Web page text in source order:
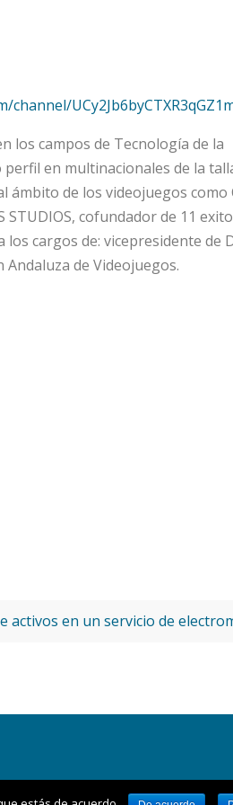
los campos de Tecnología de la
en multinacionales de la
ámbito de los videojuegos como
STUDIOS, cofundador de 11
cargos de: vicepresidente de
de Videojuegos.
activos en un servicio de